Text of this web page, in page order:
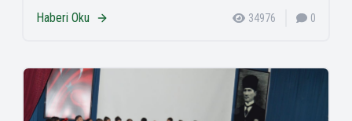
Haberi Oku 34976 0